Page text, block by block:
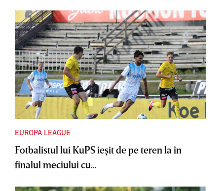
EUROPA LEAGUE
Fotbalistul lui KuPS ieşit de pe teren la în
finalul meciului cu...